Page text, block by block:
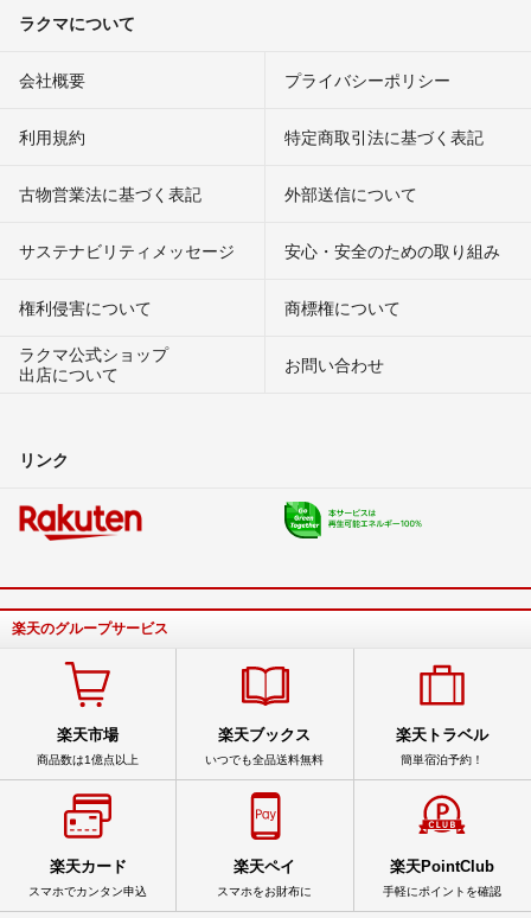
ラクマについて
会社概要 プライバシーポリシー
利用規約 特定商取引法に基づく表記
古物営業法に基づく表記 外部送信について
サステナビリティメッセージ 安心・安全のための取り組み
権利侵害について
商標権について
ラクマ公式ショップ
出店について
お問い合わせ
リンク
楽天のグループサービス
楽天市場
商品数は1億点以上
楽天ブックス
いつでも全品送料無料
楽天トラベル
簡単宿泊予約！
楽天カード
スマホでカンタン申込
楽天ペイ
スマホをお財布に
楽天PointClub
手軽にポイントを確認